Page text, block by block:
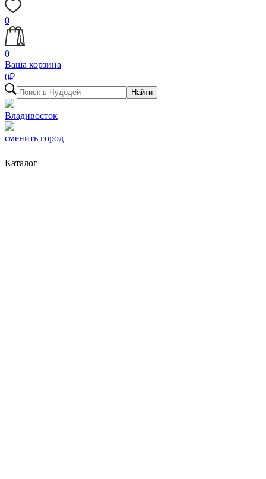
0
0
Ваша корзина
0₽
Найти
Владивосток
сменить город
Каталог